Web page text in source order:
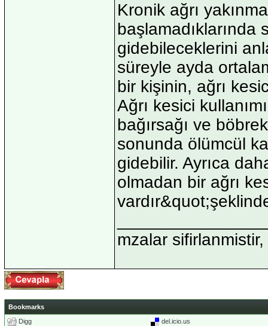
Kronik ağrı
başlamadıklarında
gidebileceklerini
süreyle ayda
bir kişinin, ağrı
Ağrı kesici
bağırsağı ve
sonunda ölümcül
gidebilir. Ayrıca
olmadan bir ağrı
mzalar
Bookmarks
Digg
del.icio.us